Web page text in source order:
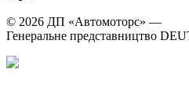
© 2026 ДП «Автомоторс» —
Генеральне представництво